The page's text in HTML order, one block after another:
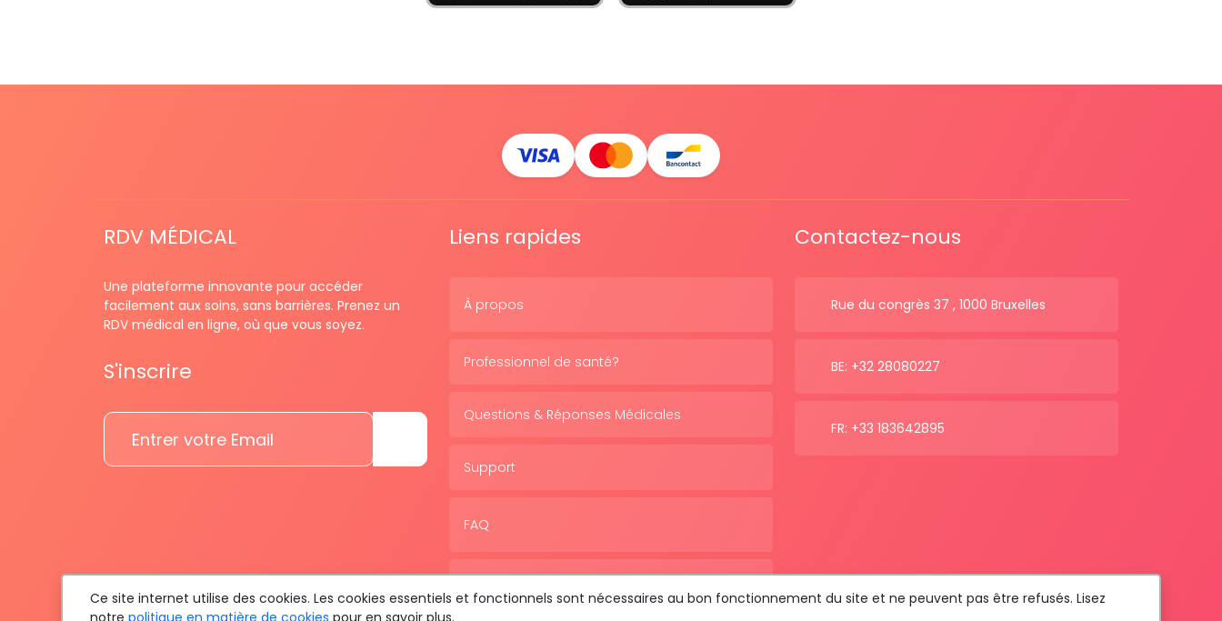
RDV MÉDICAL
Une plateforme innovante pour accéder
facilement aux soins, sans barrières. Prenez un
RDV médical en ligne, où que vous soyez.
S'inscrire
Liens rapides
À propos
Professionnel de santé?
Questions & Réponses Médicales
Support
FAQ
Contactez-nous
Rue du congrès 37 , 1000 Bruxelles
BE: +32 28080227
FR: +33 183642895
Ce site internet utilise des cookies. Les cookies essentiels et fonctionnels sont nécessaires au bon fonctionnement du site et ne peuvent pas être refusés. Lisez